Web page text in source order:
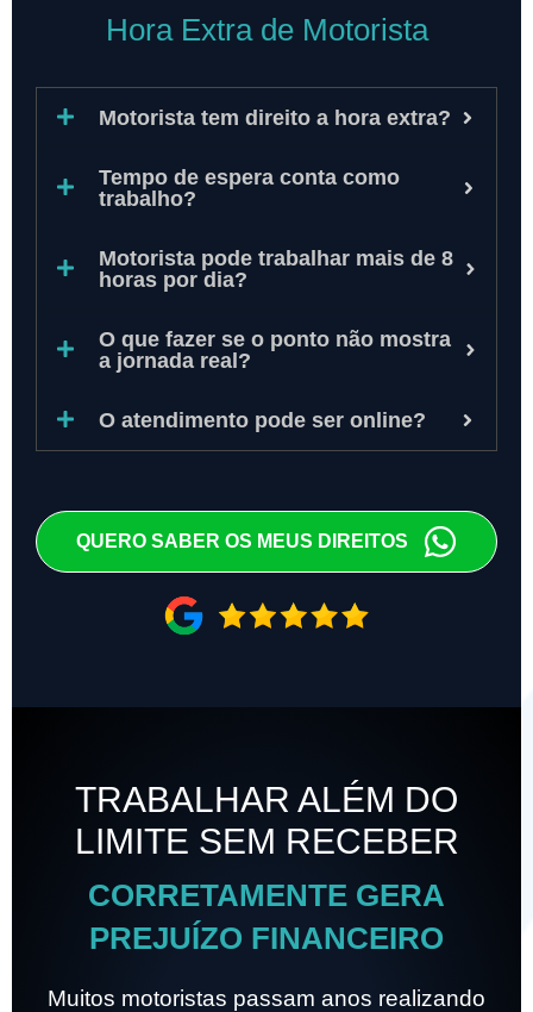
Hora Extra de Motorista
Motorista tem direito a hora extra?
Tempo de espera conta como
trabalho?
Motorista pode trabalhar mais de 8
horas por dia?
O que fazer se o ponto não mostra
a jornada real?
O atendimento pode ser online?
QUERO SABER OS MEUS DIREITOS
TRABALHAR ALÉM DO
LIMITE SEM RECEBER
CORRETAMENTE GERA
PREJUÍZO FINANCEIRO
Muitos motoristas passam anos realizando